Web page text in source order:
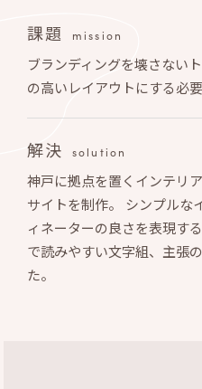
課題 mission
ブランディングを壊さない
の高いレイアウトにする必要
解決 solution
神戸に拠点を置くインテリ
サイトを制作。 シンプルな
ィネーターの良さを表現す
で読みやすい文字組、主張
た。